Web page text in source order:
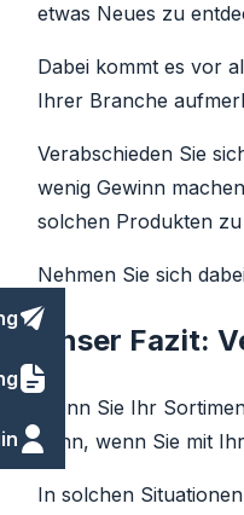
etwas Neues zu
Dabei kommt es vor
Ihrer Branche
Verabschieden Sie
wenig Gewinn
solchen Produkten
Nehmen Sie sich
Unser Fazit:
Wenn Sie Ihr
dann, wenn Sie mit
In solchen